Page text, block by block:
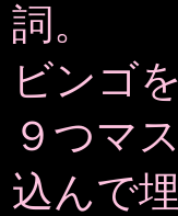
詞。
ビンゴ
９つマ
込んで